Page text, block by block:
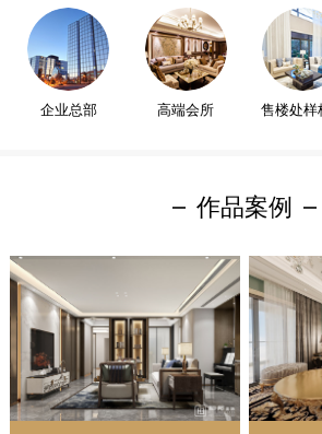
企业总部 高端会所 售楼处样
作品案例